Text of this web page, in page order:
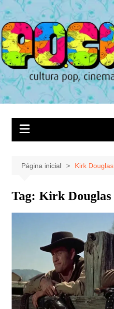
Ir
para
o
conteúdo
Página inicial Kirk Douglas
Tag: Kirk Douglas